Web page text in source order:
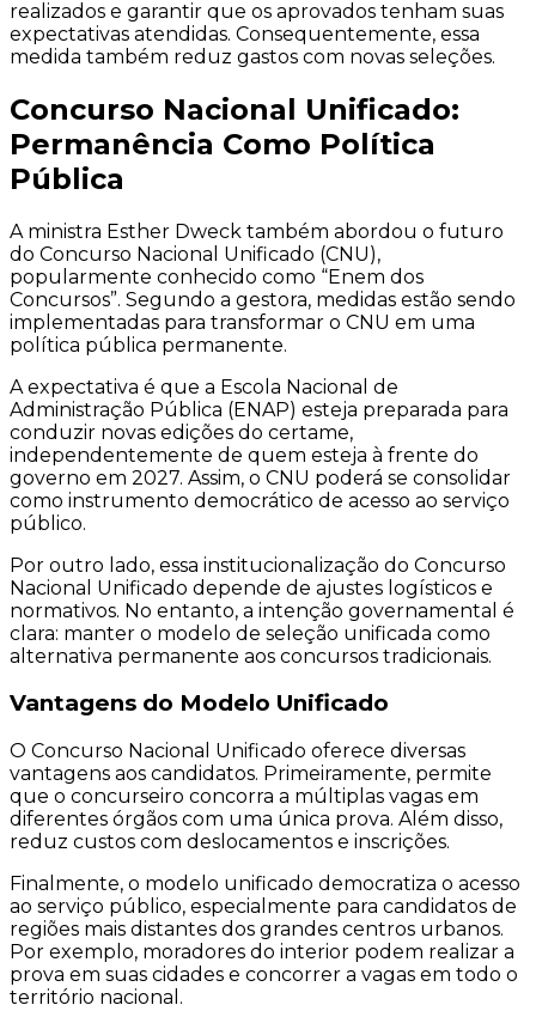
realizados e garantir que os aprovados tenham suas
expectativas atendidas. Consequentemente, essa
medida também reduz gastos com novas seleções.
Concurso Nacional Unificado:
Permanência Como Política
Pública
A ministra Esther Dweck também abordou o futuro
do Concurso Nacional Unificado (CNU),
popularmente conhecido como “Enem dos
Concursos”. Segundo a gestora, medidas estão sendo
implementadas para transformar o CNU em uma
política pública permanente.
A expectativa é que a Escola Nacional de
Administração Pública (ENAP) esteja preparada para
conduzir novas edições do certame,
independentemente de quem esteja à frente do
governo em 2027. Assim, o CNU poderá se consolidar
como instrumento democrático de acesso ao serviço
público.
Por outro lado, essa institucionalização do Concurso
Nacional Unificado depende de ajustes logísticos e
normativos. No entanto, a intenção governamental é
clara: manter o modelo de seleção unificada como
alternativa permanente aos concursos tradicionais.
Vantagens do Modelo Unificado
O Concurso Nacional Unificado oferece diversas
vantagens aos candidatos. Primeiramente, permite
que o concurseiro concorra a múltiplas vagas em
diferentes órgãos com uma única prova. Além disso,
reduz custos com deslocamentos e inscrições.
Finalmente, o modelo unificado democratiza o acesso
ao serviço público, especialmente para candidatos de
regiões mais distantes dos grandes centros urbanos.
Por exemplo, moradores do interior podem realizar a
prova em suas cidades e concorrer a vagas em todo o
território nacional.